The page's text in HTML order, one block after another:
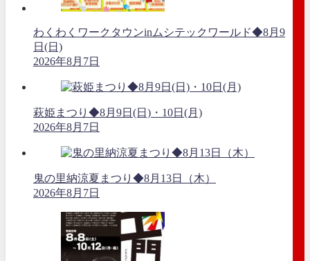
わくわくワークタウンinムシテックワールド◆8月9
日(日)
2026年8月7日
萩姫まつり◆8月9日(日)・10日(月)
2026年8月7日
鬼の里納涼夏まつり◆8月13日（木）
2026年8月7日